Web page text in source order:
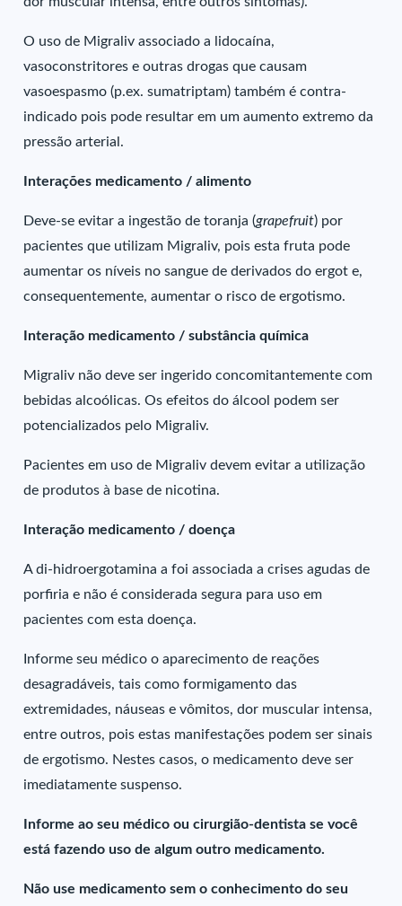
O uso de Migraliv associado a lidocaína,
vasoconstritores e outras drogas que causam
vasoespasmo (p.ex. sumatriptam) também é contra-
indicado pois pode resultar em um aumento extremo da
pressão arterial.
Interações medicamento / alimento
Deve-se evitar a ingestão de toranja (grapefruit) por
pacientes que utilizam Migraliv, pois esta fruta pode
aumentar os níveis no sangue de derivados do ergot e,
consequentemente, aumentar o risco de ergotismo.
Interação medicamento / substância química
Migraliv não deve ser ingerido concomitantemente com
bebidas alcoólicas. Os efeitos do álcool podem ser
potencializados pelo Migraliv.
Pacientes em uso de Migraliv devem evitar a utilização
de produtos à base de nicotina.
Interação medicamento / doença
A di-hidroergotamina a foi associada a crises agudas de
porfiria e não é considerada segura para uso em
pacientes com esta doença.
Informe seu médico o aparecimento de reações
desagradáveis, tais como formigamento das
extremidades, náuseas e vômitos, dor muscular intensa,
entre outros, pois estas manifestações podem ser sinais
de ergotismo. Nestes casos, o medicamento deve ser
imediatamente suspenso.
Informe ao seu médico ou cirurgião-dentista se você
está fazendo uso de algum outro medicamento.
Não use medicamento sem o conhecimento do seu